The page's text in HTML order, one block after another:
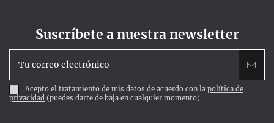
Suscríbete a nuestra newsletter
Acepto el tratamiento de mis datos de acuerdo con la política de
privacidad (puedes darte de baja en cualquier momento).